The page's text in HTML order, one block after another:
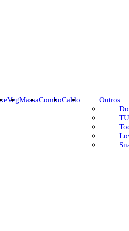
VegMassaComboCaldo
Outros